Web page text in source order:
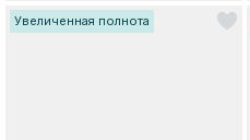
Увеличенная полнота